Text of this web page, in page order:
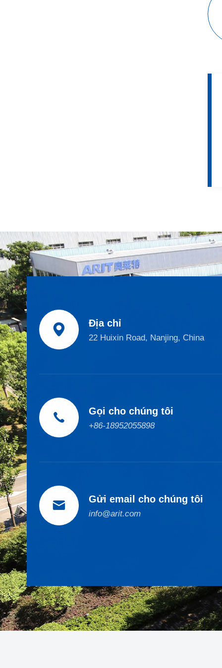
 Địa chỉ
22 Huixin Road, Nanjing, China
 Gọi cho chúng tôi
+86-18952055898
 Gửi email cho chúng tôi
info@arit.com